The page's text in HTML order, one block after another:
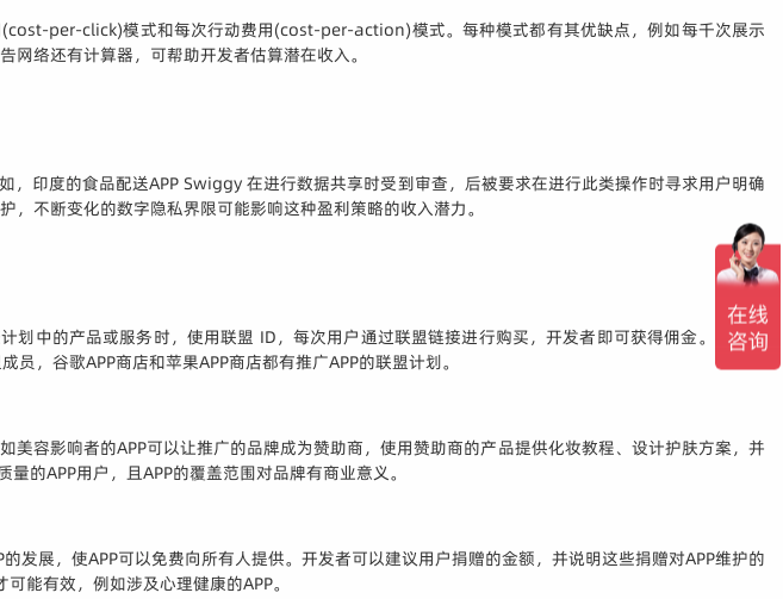
per-click)模式和每次行动费用(cost-per-action)模式。每种模式都有其优缺点，例如每千次展示
络还有计算器，可帮助开发者估算潜在收入。
，印度的食品配送APP Swiggy 在进行数据共享时受到审查，后被要求在进行此类操作时寻求用户明确
不断变化的数字隐私界限可能影响这种盈利策略的收入潜力。
划中的产品或服务时，使用联盟 ID，每次用户通过联盟链接进行购买，开发者即可获得佣金。例如，
，谷歌APP商店和苹果APP商店都有推广APP的联盟计划。
容影响者的APP可以让推广的品牌成为赞助商，使用赞助商的产品提供化妆教程、设计护肤方案，并
的APP用户，且APP的覆盖范围对品牌有商业意义。
展，使APP可以免费向所有人提供。开发者可以建议用户捐赠的金额，并说明这些捐赠对APP维护的
能有效，例如涉及心理健康的APP。